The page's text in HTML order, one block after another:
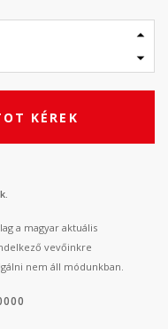
KÉREK
a magyar aktuális
vevőinkre
nem áll módunkban.